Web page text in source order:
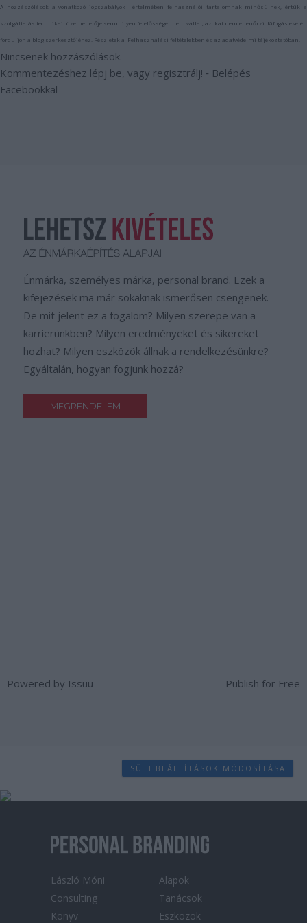
A hozzászólások avonatkozó jogszabályok értelmében felhasználói tartalomnak minősülnek, értük a
szolgáltatás technikai üzemeltetője semmilyen felelősséget nem vállal, azokat nem ellenőrzi. Kifogás esetén
forduljon a blog szerkesztőjéhez. Részletek a Felhasználási feltételekben és az adatvédelmi tájékoztatóban
Nincsenek hozzászólások.
Kommentezéshez lépj be, vagy regisztrálj! ‐ Belépés
Facebookkal
Énmárka, személyes márka, personal brand. Ezek a
kifejezések ma már sokaknak ismerősen csengenek.
De mit jelent ez a fogalom? Milyen szerepe van a
karrierünkben? Milyen eredményeket és sikereket
hozhat? Milyen eszközök állnak a rendelkezésünkre?
Egyáltalán, hogyan fogjunk hozzá?
MEGRENDELEM
Powered by Issuu Publish for Free
László Móni
Consulting
Könyv
Alapok
Tanácsok
Eszközök
SÜTI BEÁLLÍTÁSOK MÓDOSÍTÁSA